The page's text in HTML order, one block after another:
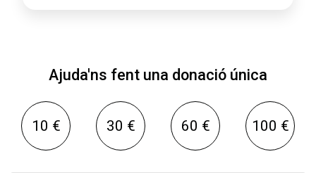
Ajuda'ns fent una donació única
10 € 30 € 60 € 100 €